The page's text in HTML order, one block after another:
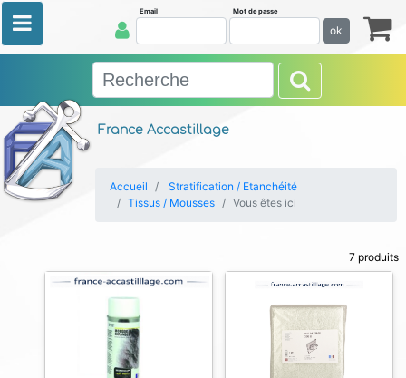
France Accastillage
Email Mot de passe
ok
Accueil
Stratification / Etanchéité
Tissus / Mousses
Vous êtes ici
7 produits